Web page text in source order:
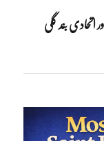
اتحادی بند گلی